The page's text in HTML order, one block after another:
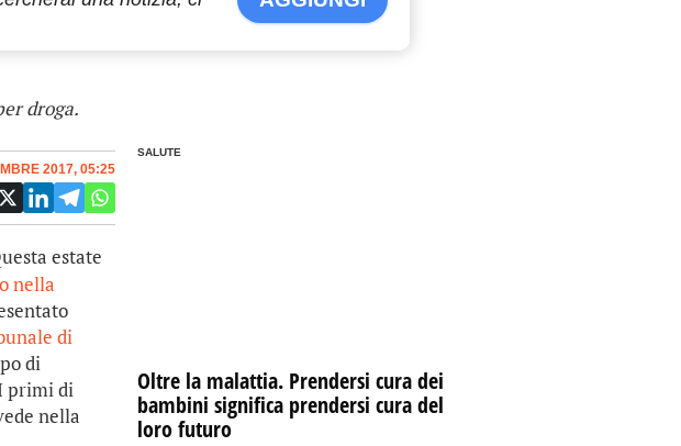
droga.
2017, 05:25
estate
nella
di
di
primi di
nella
SALUTE
Oltre la malattia. Prendersi cura dei
bambini significa prendersi cura del
loro futuro